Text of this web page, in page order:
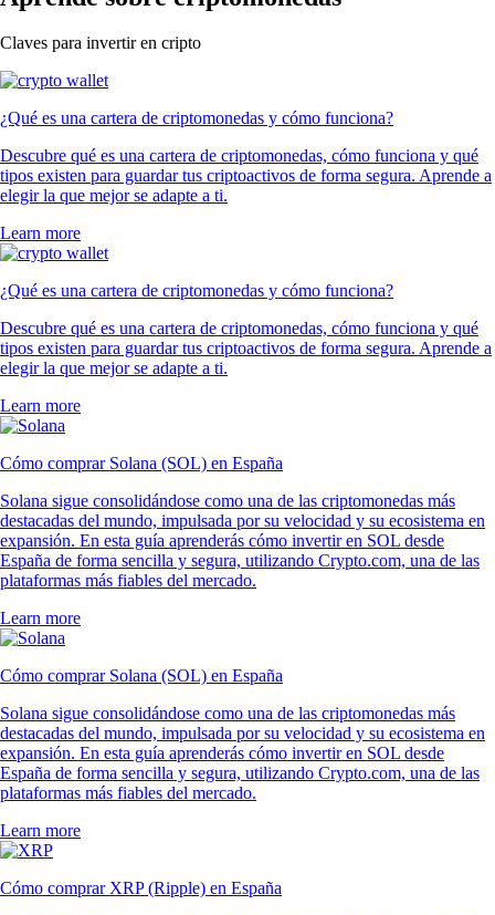
Claves para invertir en cripto
¿Qué es una cartera de criptomonedas y cómo funciona?
Descubre qué es una cartera de criptomonedas, cómo funciona y qué
tipos existen para guardar tus criptoactivos de forma segura. Aprende a
elegir la que mejor se adapte a ti.
Learn more
¿Qué es una cartera de criptomonedas y cómo funciona?
Descubre qué es una cartera de criptomonedas, cómo funciona y qué
tipos existen para guardar tus criptoactivos de forma segura. Aprende a
elegir la que mejor se adapte a ti.
Learn more
Cómo comprar Solana (SOL) en España
Solana sigue consolidándose como una de las criptomonedas más
destacadas del mundo, impulsada por su velocidad y su ecosistema en
expansión. En esta guía aprenderás cómo invertir en SOL desde
España de forma sencilla y segura, utilizando Crypto.com, una de las
plataformas más fiables del mercado.
Learn more
Cómo comprar Solana (SOL) en España
Solana sigue consolidándose como una de las criptomonedas más
destacadas del mundo, impulsada por su velocidad y su ecosistema en
expansión. En esta guía aprenderás cómo invertir en SOL desde
España de forma sencilla y segura, utilizando Crypto.com, una de las
plataformas más fiables del mercado.
Learn more
Cómo comprar XRP (Ripple) en España